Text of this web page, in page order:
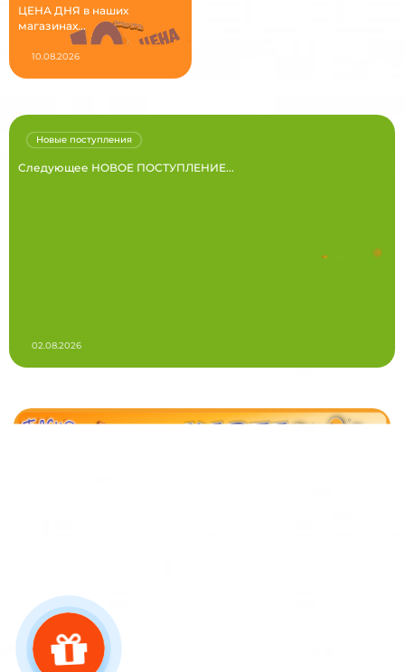
ЦЕНА ДНЯ в наших
магазинах...
10.08.2026
Следующее НОВОЕ ПОСТУПЛЕНИЕ...
Новые поступления
02.08.2026